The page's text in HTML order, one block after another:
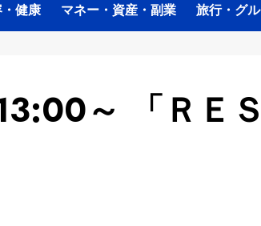
健康 マネー・資産・副業 旅行・グ
～ 「ＲＥ